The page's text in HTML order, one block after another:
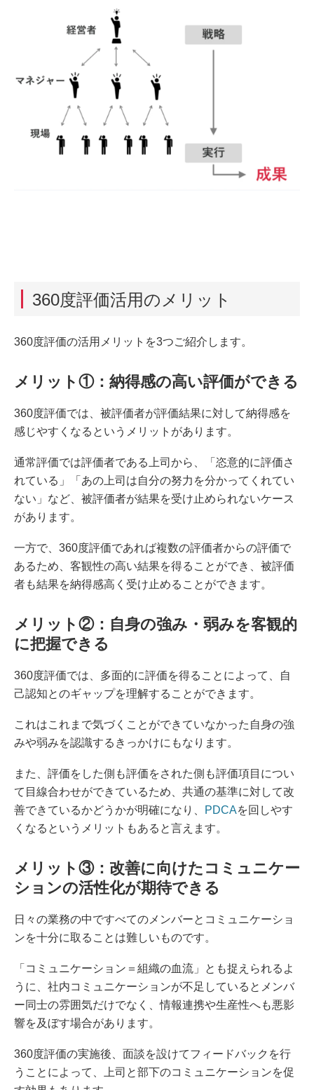
360度評価活用のメリット
360度評価の活用メリットを3つご紹介します。
メリット①：納得感の高い評価ができる
360度評価では、被評価者が評価結果に対して納得感を
感じやすくなるというメリットがあります。
通常評価では評価者である上司から、「恣意的に評価さ
れている」「あの上司は自分の努力を分かってくれてい
ない」など、被評価者が結果を受け止められないケース
があります。
一方で、360度評価であれば複数の評価者からの評価で
あるため、客観性の高い結果を得ることができ、被評価
者も結果を納得感高く受け止めることができます。
メリット②：自身の強み・弱みを客観的
に把握できる
360度評価では、多面的に評価を得ることによって、自
己認知とのギャップを理解することができます。
これはこれまで気づくことができていなかった自身の強
みや弱みを認識するきっかけにもなります。
また、評価をした側も評価をされた側も評価項目につい
て目線合わせができているため、共通の基準に対して改
善できているかどうかが明確になり、
PDCAを回しやす
くなるというメリットもあると言えます。
メリット③：改善に向けたコミュニケー
ションの活性化が期待できる
日々の業務の中ですべてのメンバーとコミュニケーショ
ンを十分に取ることは難しいものです。
「コミュニケーション＝組織の血流」とも捉えられるよ
うに、社内コミュニケーションが不足しているとメンバ
ー同士の雰囲気だけでなく、情報連携や生産性へも悪影
響を及ぼす場合があります。
360度評価の実施後、面談を設けてフィードバックを行
うことによって、上司と部下のコミュニケーションを促